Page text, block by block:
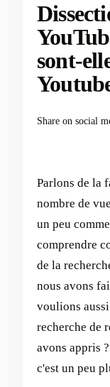
sont-
Share on social
Parlons de la
nombre de
un peu
comprendre
de la
nous avons
voulions
recherche de
avons appris
c'est un peu